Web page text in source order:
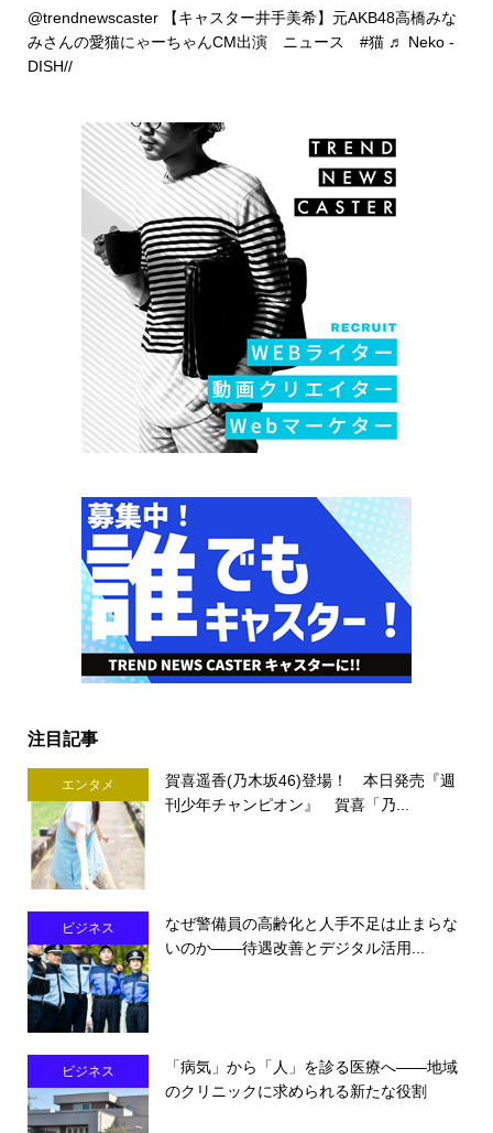
@trendnewscaster【キャスター井手美希】元AKB48高橋みな
みさんの愛猫にゃーちゃんCM出演 ニュース #猫 ♬ Neko -
DISH//
注目記事
エンタメ
賀喜遥香(乃木坂46)登場！ 本日発売『週
刊少年チャンピオン』 賀喜「乃...
ビジネス
なぜ警備員の高齢化と人手不足は止まらな
いのか――待遇改善とデジタル活用...
ビジネス
「病気」から「人」を診る医療へ――地域
のクリニックに求められる新たな役割